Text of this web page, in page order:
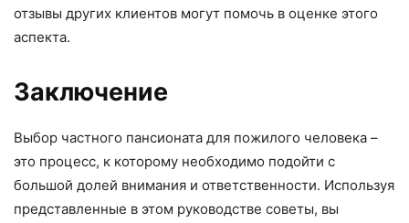
отзывы других клиентов могут помочь в оценке этого
аспекта.
Заключение
Выбор частного пансионата для пожилого человека –
это процесс, к которому необходимо подойти с
большой долей внимания и ответственности. Используя
представленные в этом руководстве советы, вы